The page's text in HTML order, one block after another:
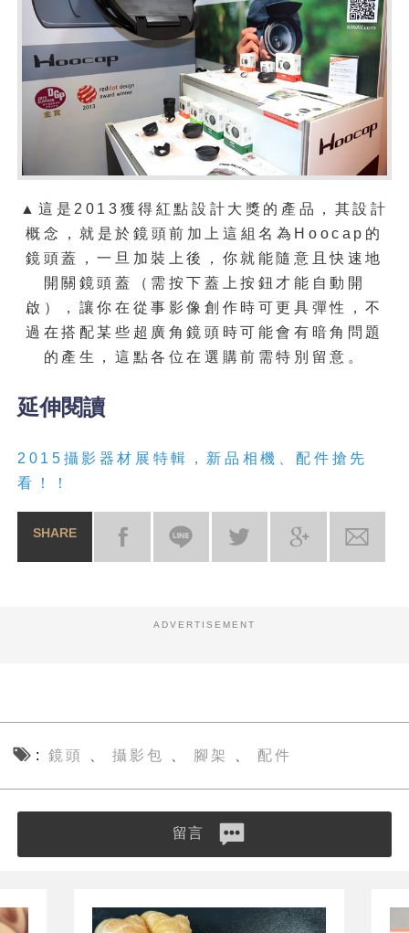
▲這是2013獲得紅點設計大獎的產品，其設計
概念，就是於鏡頭前加上這組名為Hoocap的
鏡頭蓋，一旦加裝上後，你就能隨意且快速地
開關鏡頭蓋（需按下蓋上按鈕才能自動開
啟），讓你在從事影像創作時可更具彈性，不
過在搭配某些超廣角鏡頭時可能會有暗角問題
的產生，這點各位在選購前需特別留意。
延伸閱讀
2015攝影器材展特輯，新品相機、配件搶先
看！！
SHARE
ADVERTISEMENT
鏡頭 、攝影包 腳架 配件
留言